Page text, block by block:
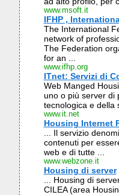
www.msoft.it
IFHP ,
The International
network of
The Federation
for an ...
www.ifhp.org
ITnet: Servizi di
Web Manged
uno o più server di
tecnologica e della
www.it.net
Housing Internet
... Il servizio
contenuti per
web e di tutte ...
www.webzone.it
Housing di server
... Housing di
CILEA (area